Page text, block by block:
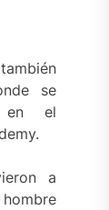
se
en el
a